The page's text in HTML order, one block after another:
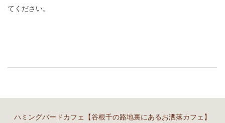
てください。
ハミングバードカフェ【谷根千の路地裏にあるお洒落カフェ】